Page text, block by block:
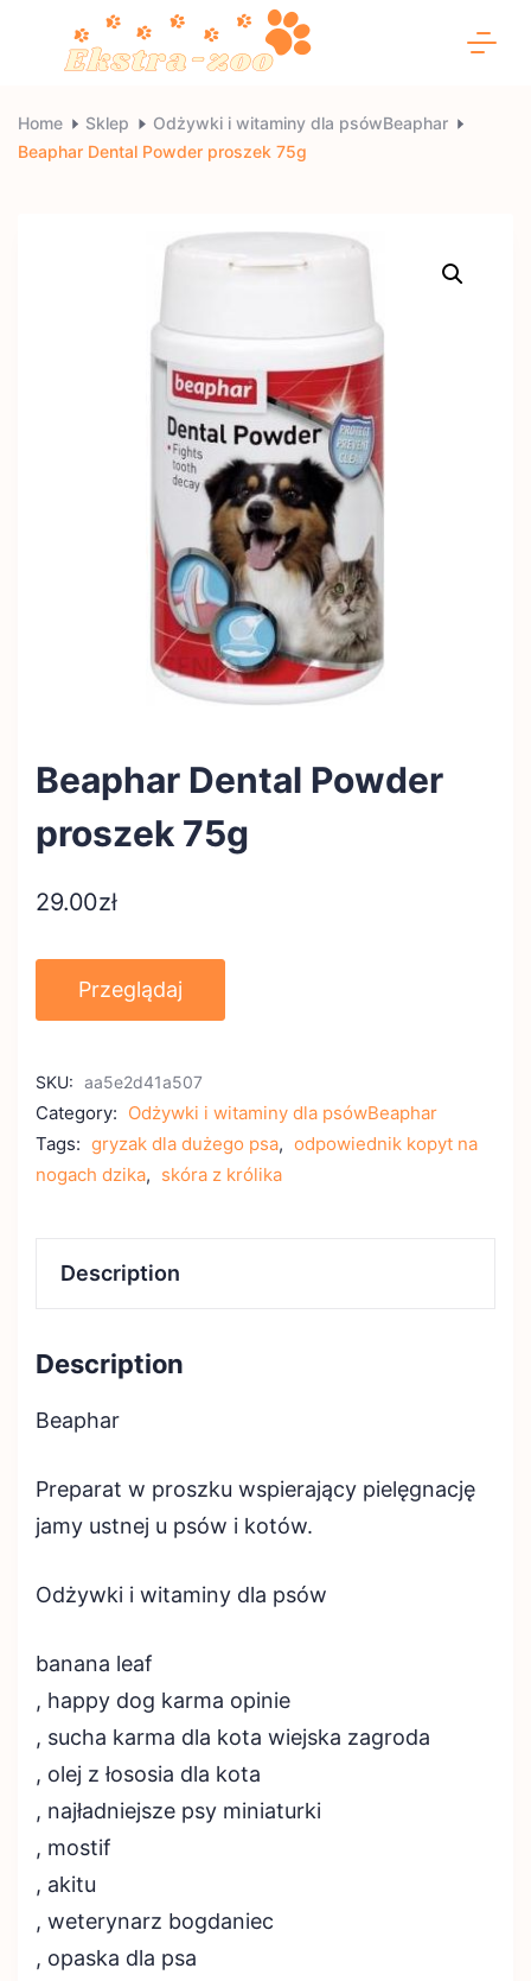
Ekstra-
zoo
Home Sklep
Odżywki i witaminy dla psówBeaphar
Beaphar Dental Powder proszek 75g
Beaphar Dental Powder
proszek 75g
29.00zł
Przeglądaj
SKU: aa5e2d41a507
Category: Odżywki i witaminy dla psówBeaphar
Tags: gryzak dla dużego psa, odpowiednik kopyt na
nogach dzika, skóra z królika
Description
Description
Beaphar
Preparat w proszku wspierający pielęgnację
jamy ustnej u psów i kotów.
Odżywki i witaminy dla psów
banana leaf
, happy dog karma opinie
, sucha karma dla kota wiejska zagroda
, olej z łososia dla kota
, najładniejsze psy miniaturki
, mostif
, akitu
, weterynarz bogdaniec
, opaska dla psa